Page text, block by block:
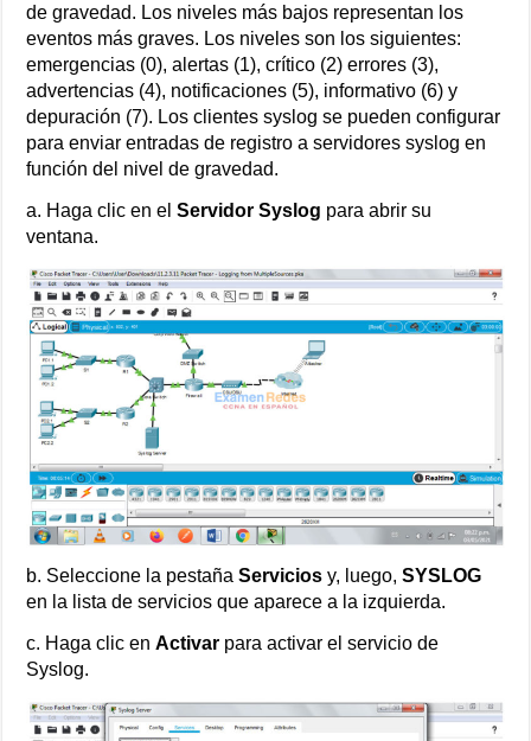
de gravedad. Los niveles más bajos representan los
eventos más graves. Los niveles son los siguientes:
emergencias (0), alertas (1), crítico (2) errores (3),
advertencias (4), notificaciones (5), informativo (6) y
depuración (7). Los clientes syslog se pueden configurar
para enviar entradas de registro a servidores syslog en
función del nivel de gravedad.
a. Haga clic en elServidor Syslog para abrir su
ventana.
b. Seleccione la pestañaServicios y, luego,SYSLOG
en la lista de servicios que aparece a la izquierda.
c. Haga clic enActivar para activar el servicio de
Syslog.